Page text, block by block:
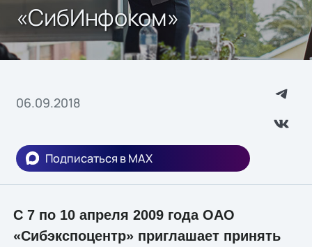
«СибИнфоком»
06.09.2018
Подписаться в MAX
С 7 по 10 апреля 2009 года ОАО
«Сибэкспоцентр» приглашает принять